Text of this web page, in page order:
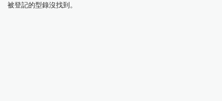
被登記的型錄沒找到。